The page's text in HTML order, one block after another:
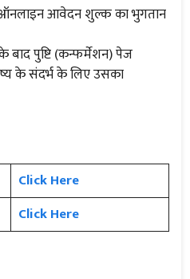
ऑनलाइन आवेदन शुल्क का भुगतान
पुष्टि (कन्फर्मेशन) पेज
के संदर्भ के लिए उसका
Click Here
Click Here